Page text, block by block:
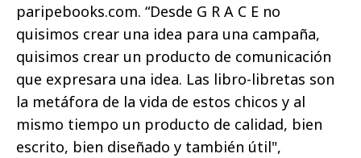
paripebooks.com. “Desde G R A C E no
quisimos crear una idea para una campaña,
quisimos crear un producto de comunicación
que expresara una idea. Las libro-libretas son
la metáfora de la vida de estos chicos y al
mismo tiempo un producto de calidad, bien
escrito, bien diseñado y también útil",